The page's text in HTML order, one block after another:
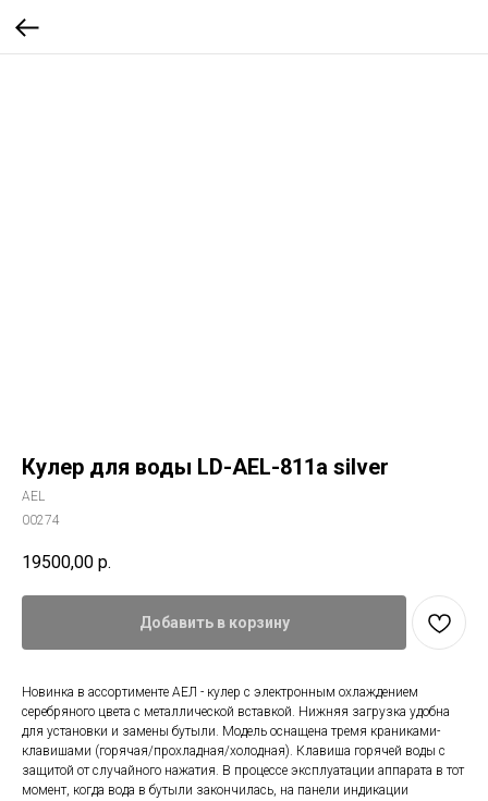
Кулер для воды LD-AEL-811a silver
AEL
00274
19500,00 р.
Добавить в корзину
Новинка в ассортименте АЕЛ - кулер с электронным охлаждением
серебряного цвета с металлической вставкой. Нижняя загрузка удобна
для установки и замены бутыли. Модель оснащена тремя краниками-
клавишами (горячая/прохладная/холодная). Клавиша горячей воды с
защитой от случайного нажатия. В процессе эксплуатации аппарата в тот
момент, когда вода в бутыли закончилась, на панели индикации